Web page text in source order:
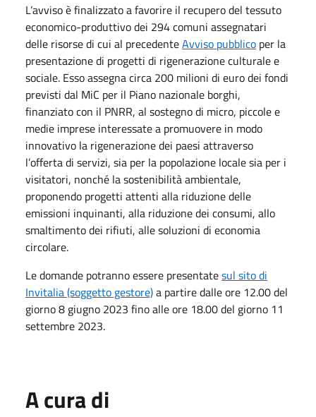
L’avviso è finalizzato a favorire il recupero del tessuto
economico-produttivo dei 294 comuni assegnatari
delle risorse di cui al precedenteAvviso pubblico per la
presentazione di progetti di rigenerazione culturale e
sociale. Esso assegna circa 200 milioni di euro dei fondi
previsti dal MiC per il Piano nazionale borghi,
finanziato con il PNRR, al sostegno di micro, piccole e
medie imprese interessate a promuovere in modo
innovativo la rigenerazione dei paesi attraverso
l’offerta di servizi, sia per la popolazione locale sia per i
visitatori, nonché la sostenibilità ambientale,
proponendo progetti attenti alla riduzione delle
emissioni inquinanti, alla riduzione dei consumi, allo
smaltimento dei rifiuti, alle soluzioni di economia
circolare.
Le domande potranno essere presentatesul sito di
Invitalia (soggetto gestore)a partire dalle ore 12.00 del
giorno 8 giugno 2023 fino alle ore 18.00 del giorno 11
settembre 2023.
A cura di